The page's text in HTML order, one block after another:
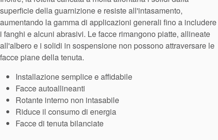
superficie della guarnizione e resiste all'intasamento,
aumentando la gamma di applicazioni generali fino a includere
i fanghi e alcuni abrasivi. Le facce rimangono piatte, allineate
all'albero e i solidi in sospensione non possono attraversare le
facce piane della tenuta.
Installazione semplice e affidabile
Facce autoallineanti
Rotante interno non intasabile
Riduce il consumo di energia
Facce di tenuta bilanciate